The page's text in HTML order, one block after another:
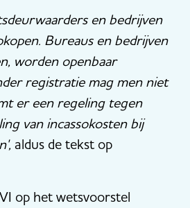
en bedrijven
Bureaus en bedrijven
worden openbaar
registratie mag men niet
er een regeling tegen
van incassokosten bij
aldus de tekst op
op het wetsvoorstel